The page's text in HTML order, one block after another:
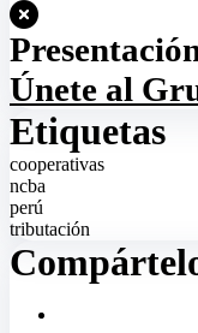
Únete al
Etiquetas
cooperativas
ncba
perú
tributación